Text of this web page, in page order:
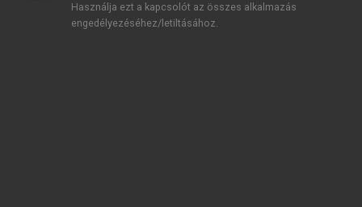
Használja ezt a kapcsolót az összes alkalmazás
engedélyezéséhez/letiltásához.